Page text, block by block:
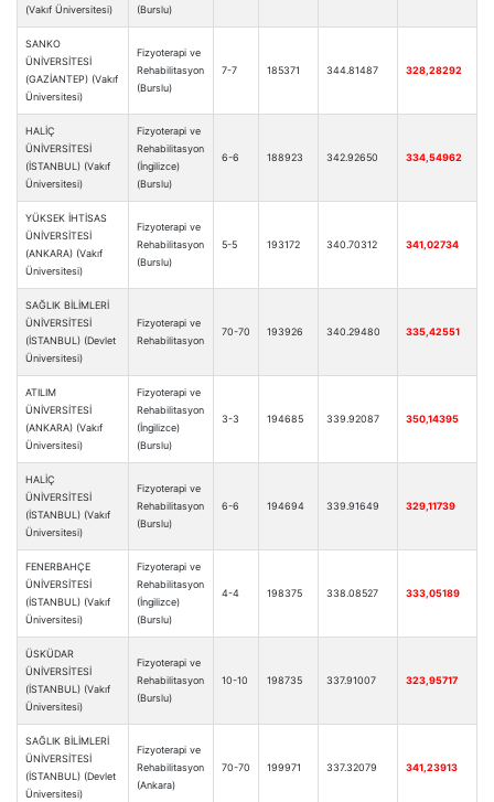
(Vakıf Üniversitesi)
(Burslu)
SANKO
ÜNİVERSİTESİ
(GAZİANTEP) (Vakıf
Üniversitesi)
Fizyoterapi ve
Rehabilitasyon
(Burslu)
7-7 185371 344.81487 328,28292
HALİÇ
ÜNİVERSİTESİ
(İSTANBUL) (Vakıf
Üniversitesi)
Fizyoterapi ve
Rehabilitasyon
(İngilizce)
(Burslu)
6-6 188923 342.92650 334,54962
YÜKSEK İHTİSAS
ÜNİVERSİTESİ
(ANKARA) (Vakıf
Üniversitesi)
Fizyoterapi ve
Rehabilitasyon
(Burslu)
5-5 193172 340.70312 341,02734
SAĞLIK BİLİMLERİ
ÜNİVERSİTESİ
(İSTANBUL) (Devlet
Üniversitesi)
Fizyoterapi ve
Rehabilitasyon
70-70 193926 340.29480 335,42551
ATILIM
ÜNİVERSİTESİ
(ANKARA) (Vakıf
Üniversitesi)
Fizyoterapi ve
Rehabilitasyon
(İngilizce)
(Burslu)
3-3 194685 339.92087 350,14395
HALİÇ
ÜNİVERSİTESİ
(İSTANBUL) (Vakıf
Üniversitesi)
Fizyoterapi ve
Rehabilitasyon
(Burslu)
6-6 194694 339.91649 329,11739
FENERBAHÇE
ÜNİVERSİTESİ
(İSTANBUL) (Vakıf
Üniversitesi)
Fizyoterapi ve
Rehabilitasyon
(İngilizce)
(Burslu)
4-4 198375 338.08527 333,05189
ÜSKÜDAR
ÜNİVERSİTESİ
(İSTANBUL) (Vakıf
Üniversitesi)
Fizyoterapi ve
Rehabilitasyon
(Burslu)
10-10 198735 337.91007 323,95717
SAĞLIK BİLİMLERİ
ÜNİVERSİTESİ
(İSTANBUL) (Devlet
Üniversitesi)
Fizyoterapi ve
Rehabilitasyon
(Ankara)
70-70 199971 337.32079 341,23913